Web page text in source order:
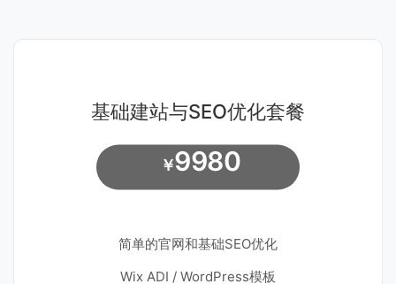
基础建站与SEO优化套餐
￥9980
简单的官网和基础SEO优化
Wix ADI / WordPress模板